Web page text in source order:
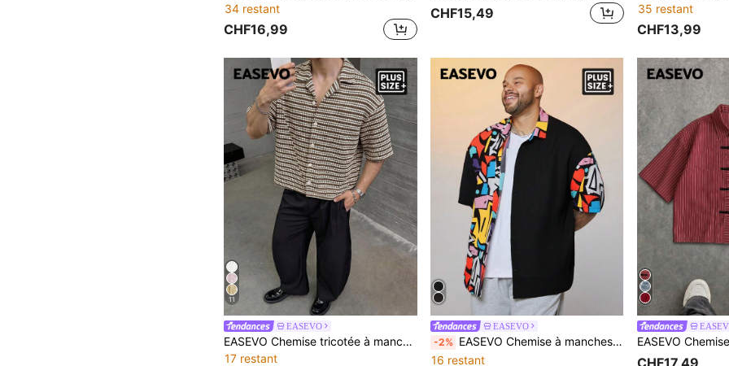
34 restant
CHF16,99
CHF15,49
35 restant
CHF13,99
11
EASEVO
EASEVO Chemise tricotée à manches courtes texturée pour hommes, mode printemps/été
17 restant
EASEVO
-2% EASEVO Chemise à manches courtes à simple boutonnage avec imprimé géométrique pour hommes grande taille
16 restant
CHF17,49